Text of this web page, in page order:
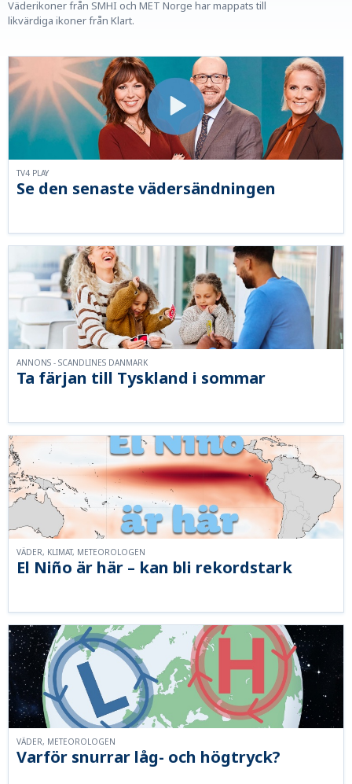
Väderikoner från SMHI och MET Norge har mappats till
likvärdiga ikoner från Klart.
Se den senaste vädersändningen
TV4 PLAY
Ta färjan till Tyskland i sommar
ANNONS - SCANDLINES DANMARK
El Niño är här – kan bli rekordstark
VÄDER, KLIMAT, METEOROLOGEN
Varför snurrar låg- och högtryck?
VÄDER, METEOROLOGEN